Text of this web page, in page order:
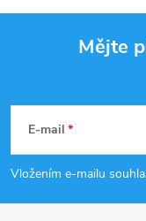
p
Mějte
E-mail
Vložením e-mailu